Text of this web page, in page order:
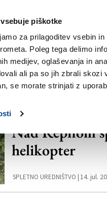
piškotke
za prilagoditev vsebin
Poleg tega delimo
medijev, oglaševanja in
ali pa so jih zbrali skozi
se morate strinjati z
NOVICE
TRŽAŠKA
Nad Repnom
helikopter
SPLETNO UREDNIŠTVO | 14. jul.